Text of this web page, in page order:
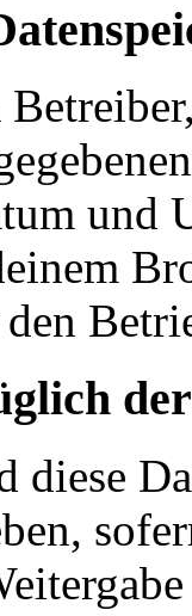
und
diese